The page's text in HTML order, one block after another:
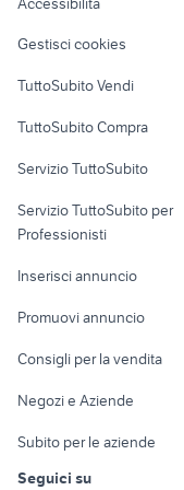
Informatica
Console e
Fotografia
Telefonia
Gestisci cookies
TuttoSubito Vendi
TuttoSubito Compra
Servizio TuttoSubito
Servizio TuttoSubito per
Professionisti
Inserisci annuncio
Promuovi annuncio
Consigli per la vendita
Negozi e Aziende
Subito per le aziende
Seguici su